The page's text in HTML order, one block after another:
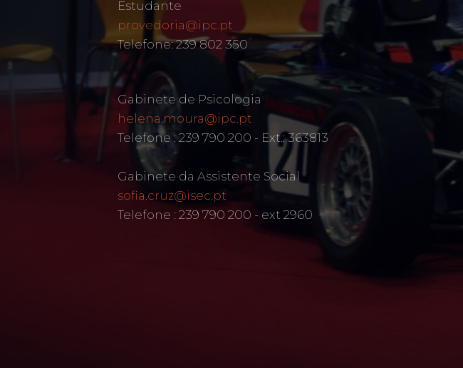
Estudante
provedoria@ipc.pt
Telefone: 239 802 350
Gabinete de Psicologia
helena.moura@ipc.pt
Telefone : 239 790 200 - Ext.: 363813
Gabinete da Assistente Social
sofia.cruz@isec.pt
Telefone : 239 790 200 - ext 2960